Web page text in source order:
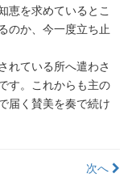
恵を求めているとこ
のか、今一度立ち止
れている所へ遣わさ
す。これからも主の
届く賛美を奏で続け
次へ